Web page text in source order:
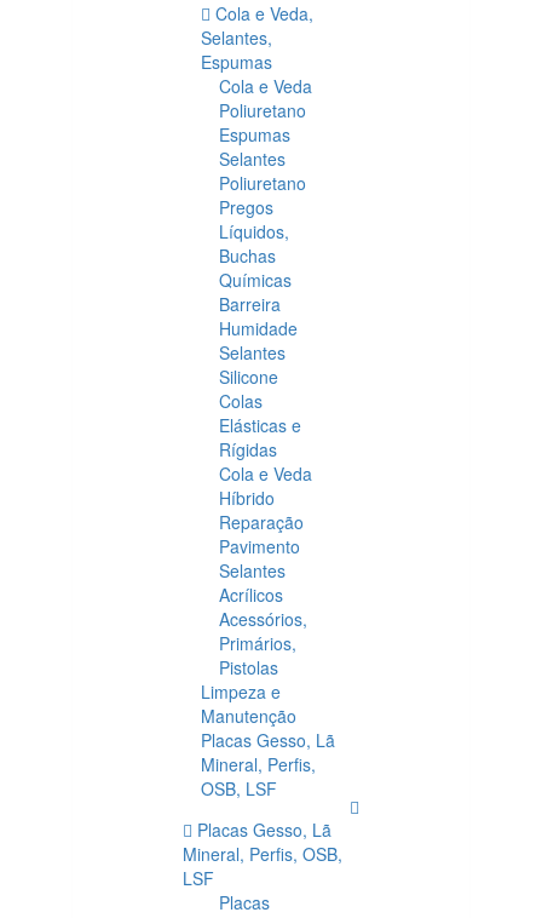
Cola e Veda,
Selantes,
Espumas
Cola e Veda
Poliuretano
Espumas
Selantes
Poliuretano
Pregos
Líquidos,
Buchas
Químicas
Barreira
Humidade
Selantes
Silicone
Colas
Elásticas e
Rígidas
Cola e Veda
Híbrido
Reparação
Pavimento
Selantes
Acrílicos
Acessórios,
Primários,
Pistolas
Limpeza e
Manutenção
Placas Gesso, Lã
Mineral, Perfis,
OSB, LSF
Placas Gesso, Lã
Mineral, Perfis, OSB,
LSF
Placas